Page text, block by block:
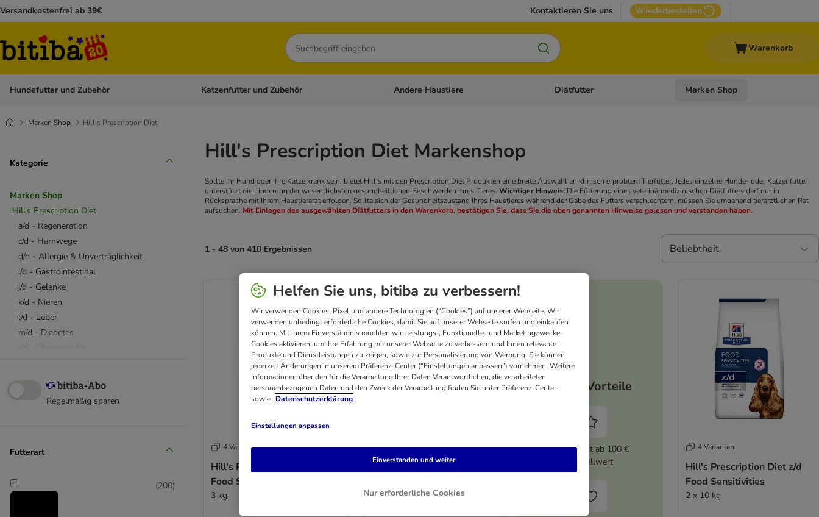
Versandkostenfrei ab 39€ Kontaktieren Sie uns Wiederbestellen
Suchen
Warenkorb
Hundefutter und Zubehör Kategorie-Menü öffnen: Hundefutter und Zubehör
Katzenfutter und Zubehör Kategorie-Menü öffnen: Katzenfutter und Zubehör
Andere Haustiere Kategorie-Menü öffnen: Andere Haustiere
Diätfutter Kategorie-Menü öffnen: Diätfutter
Marken Shop
Marken Shop Hill's Prescription Diet
Kategorie
Marken Shop
Hill's Prescription Diet
a/d - Regeneration
c/d - Harnwege
d/d - Allergie & Unverträglichkeit
i/d - Gastrointestinal
j/d - Gelenke
k/d - Nieren
l/d - Leber
m/d - Diabetes
t/d - Dental
u/d - Urinary
w/d - Übergewicht
Metabolic - Übergewicht
Regelmäßig sparen
Futterart
(200)
Hill's Prescription Diet Markenshop
Sollte Ihr Hund oder Ihre Katze krank sein, bietet Hill’s mit den Prescription Diet Produkten eine breite Auswahl an klinisch erprobtem Tierfutter. Jedes einzelne Hunde- oder Katzenfutter
unterstützt die Linderung der wesentlichsten gesundheitlichen Beschwerden Ihres Tieres. Wichtiger Hinweis: Die Fütterung eines veterinärmedizinischen Diätfutters darf nur in
Rücksprache mit Ihrem Haustierarzt erfolgen. Sollte sich der Gesundheitszustand Ihres Haustieres während der Gabe des Futters verschlechtern, müssen Sie umgehend tierärztlichen Rat
aufsuchen. Mit Einlegen des ausgewählten Diätfutters in den Warenkorb, bestätigen Sie, dass Sie die oben genannten Hinweise gelesen und verstanden haben.
1 - 48 von 410 Ergebnissen Beliebtheit
4 Varianten
Hill's Prescription Diet z/d
Food Sensitivities
3 kg
4 Varianten
10 kg
Deine Vorteile
5% Rabatt ab 100 €
Bestellwert
4 Varianten
Hill's Prescription Diet z/d
Food Sensitivities
2 x 10 kg
Helfen Sie uns, bitiba zu verbessern!
Wir verwenden Cookies, Pixel und andere Technologien (“Cookies”) auf unserer Webseite. Wir
verwenden unbedingt erforderliche Cookies, damit Sie auf unserer Webseite surfen und einkaufen
können. Mit Ihrem Einverständnis möchten wir Leistungs-, Funktionelle- und Marketingzwecke-
Cookies aktivieren, um Ihre Erfahrung mit unserer Webseite zu verbessern und Ihnen relevante
Produkte und Dienstleistungen zu zeigen, sowie zur Personalisierung von Werbung. Sie können
jederzeit Änderungen in unserem Präferenz-Center (“Einstellungen anpassen”) vornehmen. Weitere
Informationen über den für die Verarbeitung Ihrer Daten Verantwortlichen, die verarbeiteten
personenbezogenen Daten und den Zweck der Verarbeitung finden Sie unter Präferenz-Center
sowie Datenschutzerklärung
Einstellungen anpassen
Nur erforderliche Cookies
Einverstanden und weiter